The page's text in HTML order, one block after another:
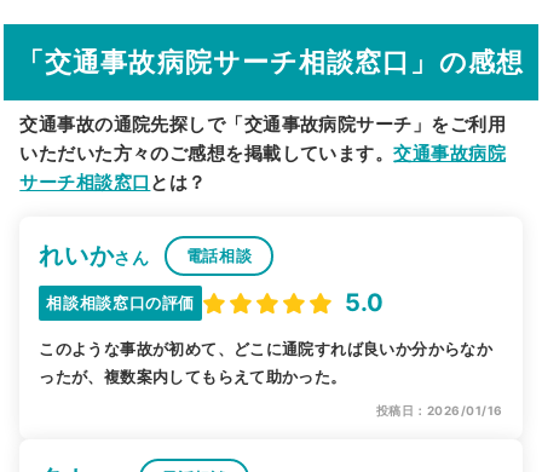
駅から探す 院名から探す
「交通事故病院サーチ相談窓口」の感想
交通事故の通院先探しで「交通事故病院サーチ」をご利用
いただいた方々のご感想を掲載しています。交通事故病院
サーチ相談窓口 とは？
れいかさん 電話相談
相談相談窓口の評価 5.0
このような事故が初めて、どこに通院すれば良いか分からなか
ったが、複数案内してもらえて助かった。
投稿日：2026/01/16